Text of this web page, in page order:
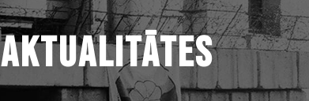
AKTUALITĀTES